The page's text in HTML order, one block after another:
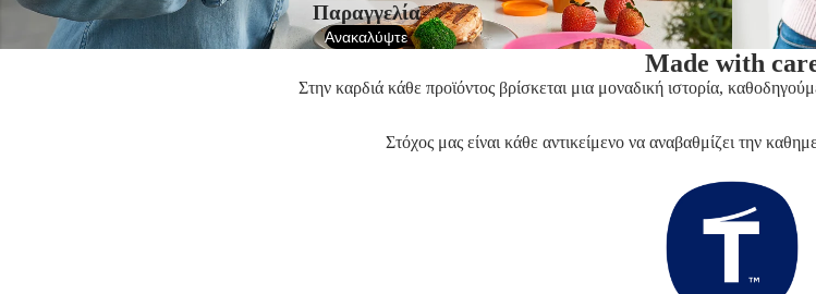
Παραγγελία
Ανακαλύψτε
Made with
Στην καρδιά κάθε προϊόντος βρίσκεται μια μοναδική ιστορία,
Στόχος μας είναι κάθε αντικείμενο να αναβαθμίζει την
Πολιτική απορρήτου